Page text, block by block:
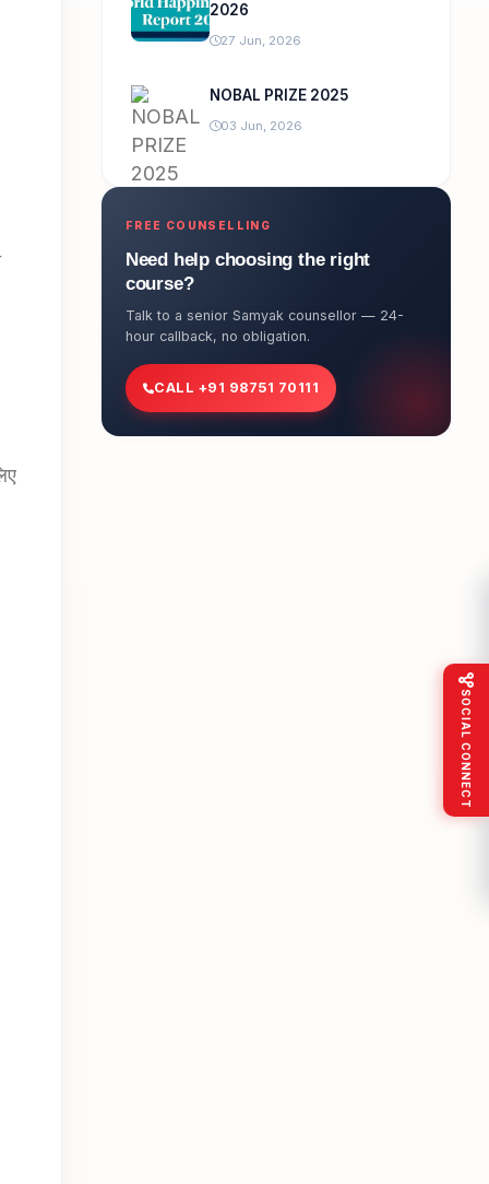
2026
27 Jun, 2026
NOBAL PRIZE 2025
03 Jun, 2026
FREE COUNSELLING
Need help choosing the right
course?
Talk to a senior Samyak counsellor — 24-
hour callback, no obligation.
CALL +91 98751 70111
SOCIAL CONNECT